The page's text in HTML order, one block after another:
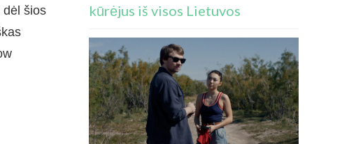
dėl šios
kūrėjus iš visos Lietuvos